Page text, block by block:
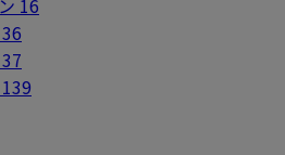
16
36
37
139